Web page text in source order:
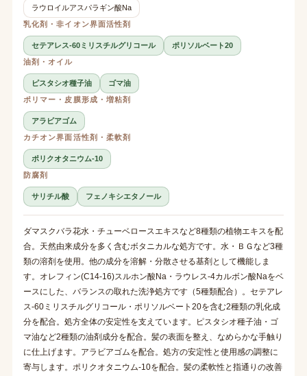
ラウロイルアスパラギン酸Na
乳化剤・非イオン界面活性剤
セテアレス-60ミリスチルグリコール
ポリソルベート20
油剤・オイル
ピスタシオ種子油
ゴマ油
ポリマー・皮膜形成・増粘剤
アラビアゴム
カチオン界面活性剤・柔軟剤
ポリクオタニウム-10
防腐剤
サリチル酸 フェノキシエタノール
ダマスクバラ花水・チューベロースエキスなど8種類の植物エキスを配
合。天然由来成分を多く含むボタニカルな処方です。水・ＢＧなど3種
類の溶剤を使用。他の成分を溶解・分散させる基剤として機能しま
す。オレフィン(C14-16)スルホン酸Na・ラウレス-4カルボン酸Naをベ
ースにした、バランスの取れた洗浄処方です（5種類配合）。セテアレ
ス-60ミリスチルグリコール・ポリソルベート20を含む2種類の乳化成
分を配合。処方全体の安定性を支えています。ピスタシオ種子油・ゴ
マ油など2種類の油剤成分を配合。髪の表面を整え、なめらかな手触り
に仕上げます。アラビアゴムを配合。処方の安定性と使用感の調整に
寄与します。ポリクオタニウム-10を配合。髪の柔軟性と指通りの改善